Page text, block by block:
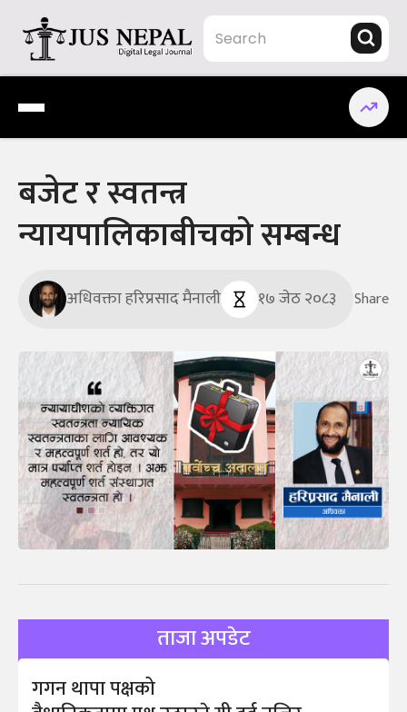
content
Jus Nepal | www.jusnepal.com
Digital Legal Journal
बजेट र स्वतन्त्र
न्यायपालिकाबीचको सम्बन्ध
अधिवक्ता हरिप्रसाद मैनाली १७ जेठ २०८३ Share
ताजा अपडेट
गगन थापा पक्षको